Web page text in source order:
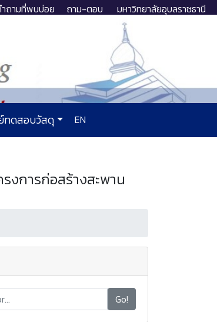
ถามที่พบบ่อย ถาม-ตอบ มหาวิทยาลัยอุบลราชธานี
ทดสอบวัสดุ EN
การก่อสร้างสะพาน
Go!